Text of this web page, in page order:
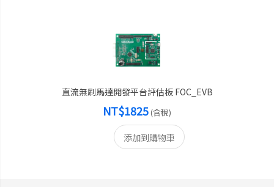
直流無刷馬達開發平台評估板 FOC_EVB
NT$1825(含稅)
添加到購物車